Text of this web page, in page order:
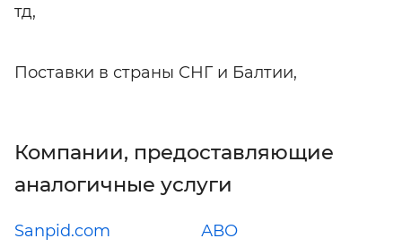
тд,
Поставки в страны СНГ и Балтии,
Компании, предоставляющие
аналогичные услуги
Sanpid.com АВО